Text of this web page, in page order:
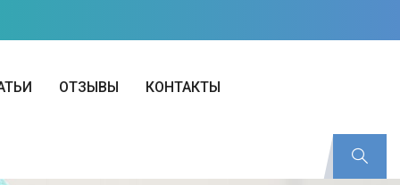
ОТЗЫВЫ КОНТАКТЫ